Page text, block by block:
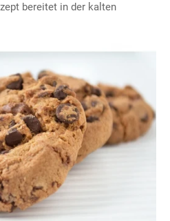
bereitet in der kalten